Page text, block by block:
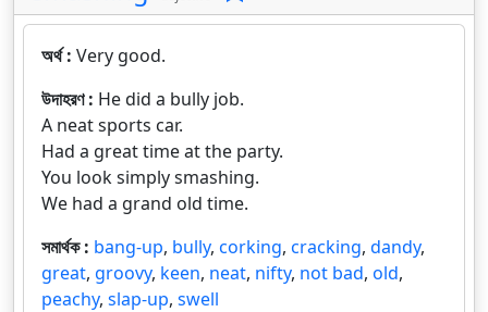
অর্থ : Very good.
উদাহরণ : He did a bully job.
A neat sports car.
Had a great time at the party.
You look simply smashing.
We had a grand old time.
সমার্থক : bang-up, bully, corking, cracking, dandy,
great, groovy, keen, neat, nifty, not bad, old,
peachy, slap-up, swell